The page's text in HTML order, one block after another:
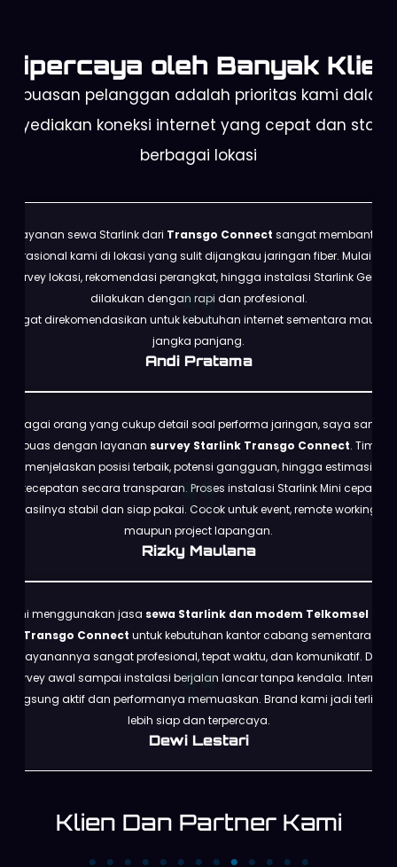
Dipercaya oleh Banyak Klien
Kepuasan pelanggan adalah prioritas kami dalam
koneksi internet yang cepat dan stabil
berbagai lokasi
Layanan sewa Starlink dari Transgo Connect sangat membantu
operasional kami di lokasi yang sulit dijangkau jaringan fiber. Mulai dari
survey lokasi, rekomendasi perangkat, hingga instalasi Starlink Gen 3
dilakukan dengan rapi dan profesional.
Sangat direkomendasikan untuk kebutuhan internet sementara maupun
jangka panjang.
Andi Pratama
Sebagai orang yang cukup detail soal performa jaringan, saya sangat
puas dengan layanan survey Starlink Transgo Connect. Tim
menjelaskan posisi terbaik, potensi gangguan, hingga estimasi
kecepatan secara transparan. Proses instalasi Starlink Mini cepat,
hasilnya stabil dan siap pakai. Cocok untuk event, remote working,
maupun project lapangan.
Rizky Maulana
Kami menggunakan jasa sewa Starlink dan modem Telkomsel dari
Transgo Connect untuk kebutuhan kantor cabang sementara.
Pelayanannya sangat profesional, tepat waktu, dan komunikatif. Dari
survey awal sampai instalasi berjalan lancar tanpa kendala. Internet
langsung aktif dan performanya memuaskan. Brand kami jadi terlihat
lebih siap dan terpercaya.
Dewi Lestari
Klien Dan Partner Kami
PT. Trans News
Corpora